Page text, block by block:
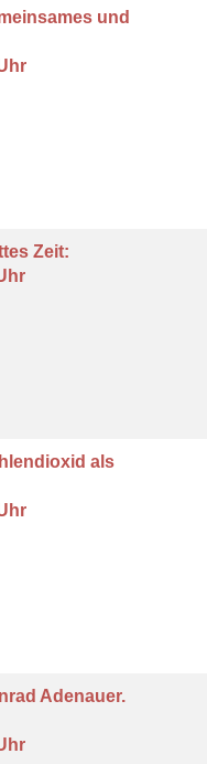
und
Zeit:
als
Adenauer.